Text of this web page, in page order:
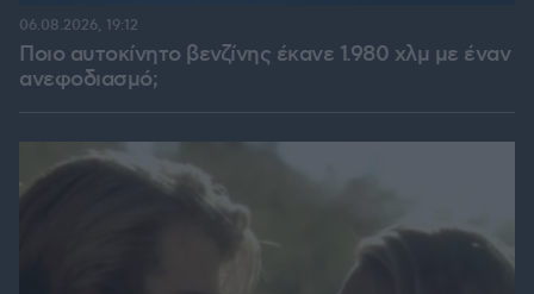
Ποιο αυτοκίνητο βενζίνης έκανε 1.980 χλμ με έναν
ανεφοδιασμό;
06.08.2026, 19:12